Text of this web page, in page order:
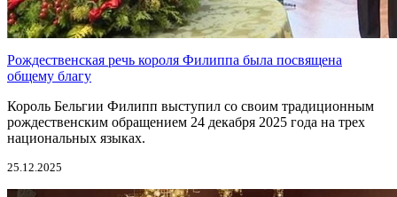
Рождественская речь короля Филиппа была посвящена
общему благу
Король Бельгии Филипп выступил со своим традиционным
рождественским обращением 24 декабря 2025 года на трех
национальных языках.
25.12.2025